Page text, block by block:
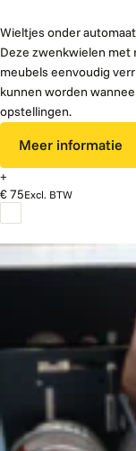
Wieltjes onder automaat
Deze zwenkwielen met
meubels eenvoudig
kunnen worden
opstellingen.
Meer informatie
+
€ 75Excl. BTW